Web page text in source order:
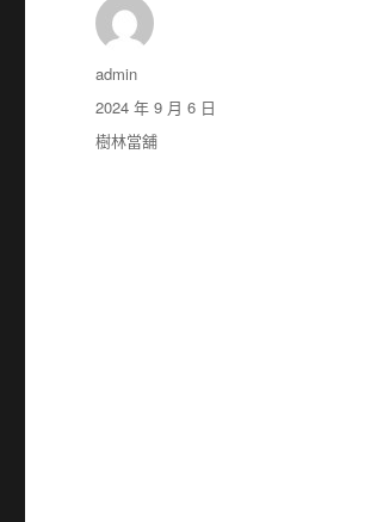
作
者
admin
發
佈
日
2024 年 9 月 6 日
分
樹林當舖